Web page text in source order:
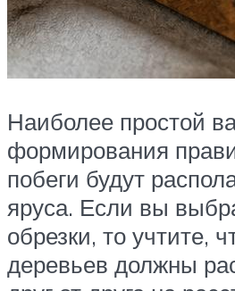
Наиболее простой
формирования
побеги будут
яруса. Если вы
обрезки, то учтите,
деревьев должны